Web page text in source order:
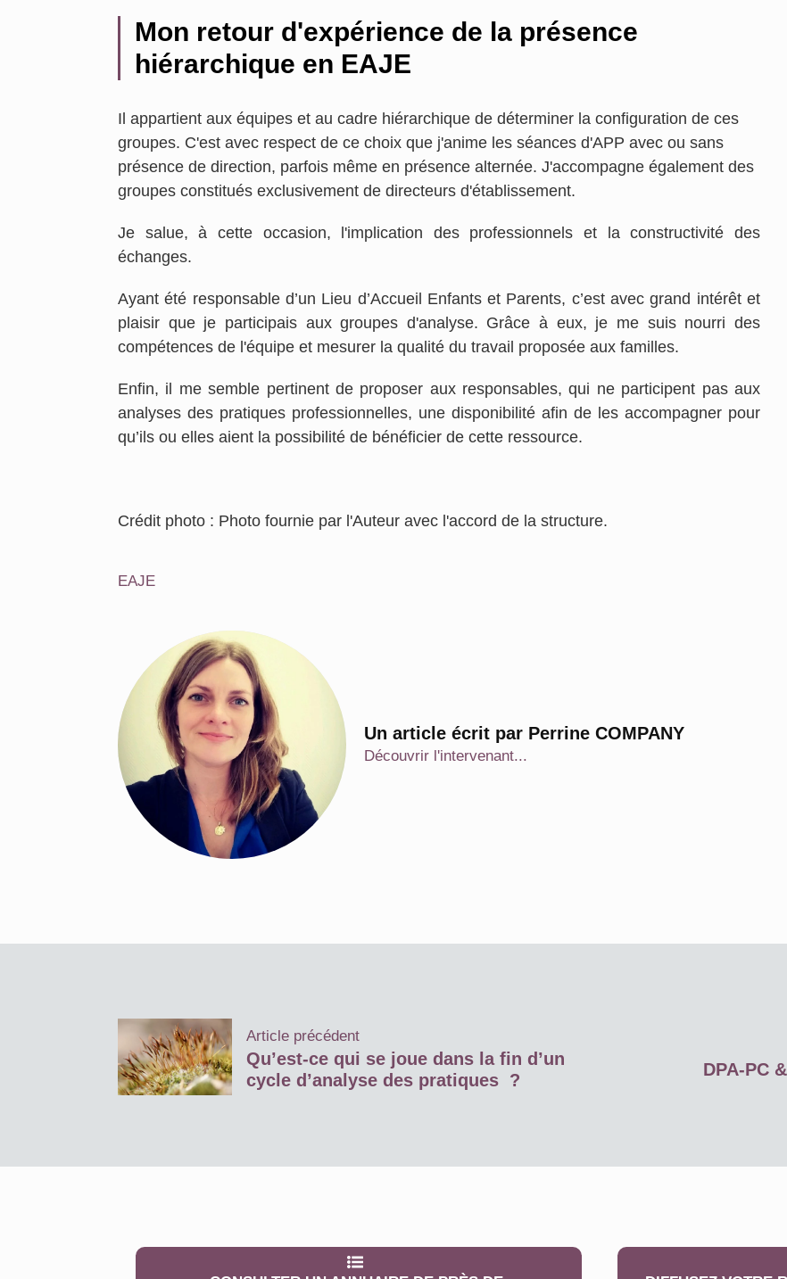
Mon retour d'expérience de la présence
hiérarchique en EAJE
Il appartient aux équipes et au cadre hiérarchique de déterminer la configuration de ces
groupes. C'est avec respect de ce choix que j'anime les séances d'APP avec ou sans
présence de direction, parfois même en présence alternée. J'accompagne également des
groupes constitués exclusivement de directeurs d'établissement.
Je salue, à cette occasion, l'implication des professionnels et la constructivité des
échanges.
Ayant été responsable d’un Lieu d’Accueil Enfants et Parents, c’est avec grand intérêt et
plaisir que je participais aux groupes d'analyse. Grâce à eux, je me suis nourri des
compétences de l'équipe et mesurer la qualité du travail proposée aux familles.
Enfin, il me semble pertinent de proposer aux responsables, qui ne participent pas aux
analyses des pratiques professionnelles, une disponibilité afin de les accompagner pour
qu’ils ou elles aient la possibilité de bénéficier de cette ressource.
Crédit photo : Photo fournie par l'Auteur avec l'accord de la structure.
EAJE
Un article écrit par Perrine COMPANY
Découvrir l'intervenant...
Article précédent
Qu’est-ce qui se joue dans la fin d’un
cycle d’analyse des pratiques ?
DPA-PC